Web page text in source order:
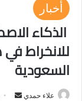
أخبار
الذكاء
للانخراط
السعودية
علاء حمدي